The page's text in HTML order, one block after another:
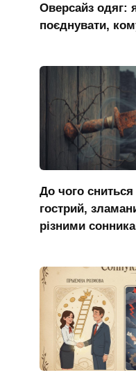
Оверсайз одяг:
поєднувати,
До чого
гострий,
різними